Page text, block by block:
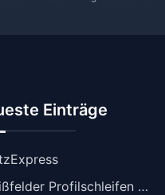
Einträge
Reißfelder Profilschleifen GmbH